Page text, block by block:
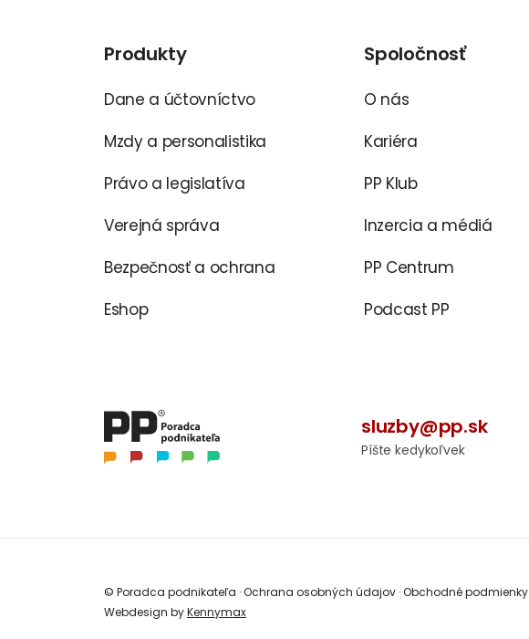
Produkty
Dane a účtovníctvo
Mzdy a personalistika
Právo a legislatíva
Verejná správa
Bezpečnosť a ochrana
Eshop
Spoločnosť
O nás
Kariéra
PP Klub
Inzercia a médiá
PP Centrum
Podcast PP
sluzby@pp.sk
Píšte kedykoľvek
© Poradca podnikateľa ·Ochrana osobných údajov ·Obchodné podmienky
Webdesign byKennymax